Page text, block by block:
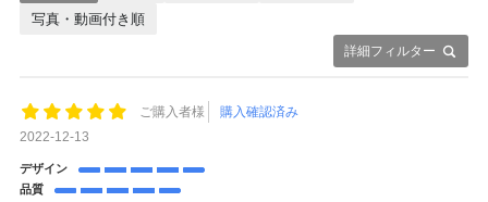
詳細フィルター
写真・動画付き順
ご購入者様
購入確認済み
2022-12-13
デザイン
品質